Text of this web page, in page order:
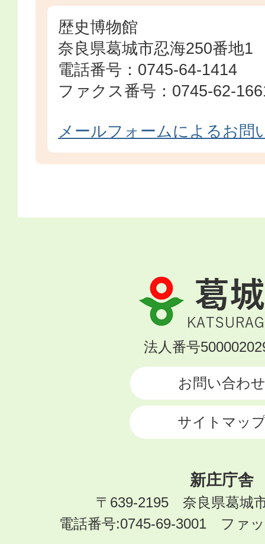
歴史博物館
奈良県葛城市忍海250番地1
電話番号：0745-64-1414
ファクス番号：0745-62-
メールフォームによるお問
葛
城
市
KATSURAGI
法人番号
お問い合わせ
サイトマッ
新庄庁舎
〒639-2195 奈良県葛城
電話番号:0745-69-3001 ファ